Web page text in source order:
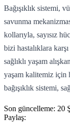
Bağışıklık sistemi,
savunma
kollarıyla, sayısız
bizi hastalıklara
sağlıklı yaşam
yaşam kalitemiz için
bağışıklık sistemi,
Son güncelleme: 20
Paylaş: